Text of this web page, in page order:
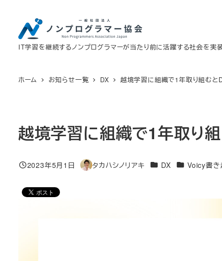
IT学習を継続するノンプログラマーが当たり前に活躍する社会を実
ホーム お知らせ一覧 DX 越境学習に組織で1年取り組むと
越境学習に組織で1年取り
投稿日
2023年5月1日
著
タカハシノリアキ カテゴリー
DX カテゴリー
Voicy書き